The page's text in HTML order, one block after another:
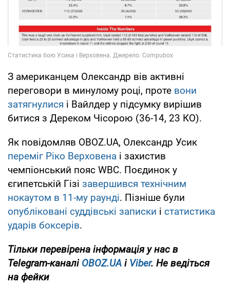
З американцем Олександр вів активні
переговори в минулому році, проте вони
затягнулися і Вайлдер у підсумку вирішив
битися з Дереком Чісорою (36-14, 23 КО).
Як повідомляв OBOZ.UA, Олександр Усик
переміг Ріко Верховена і захистив
чемпіонський пояс WBC. Поєдинок у
єгипетській Гізі завершився технічним
нокаутом в 11-му раунді. Пізніше були
опубліковані суддівські записки і статистика
ударів боксерів.
Тільки перевірена інформація у нас в
Telegram-каналі OBOZ.UA і Viber. Не ведіться
на фейки